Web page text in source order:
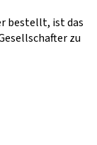
bestellt, ist das
zu